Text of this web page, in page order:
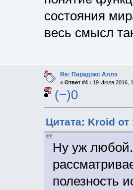
состояния
весь смысл
Re: Парадокс Аллэ
« Ответ #4 : 19 Июля 2016,
(−)0
Цитата: Kroid
Ну уж
полезность